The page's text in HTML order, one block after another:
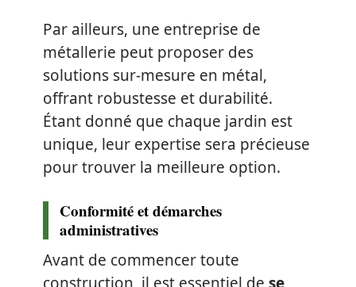
Par ailleurs, une entreprise de
métallerie peut proposer des
solutions sur-mesure en métal,
offrant robustesse et durabilité.
Étant donné que chaque jardin est
unique, leur expertise sera précieuse
pour trouver la meilleure option.
Conformité et démarches
administratives
Avant de commencer toute